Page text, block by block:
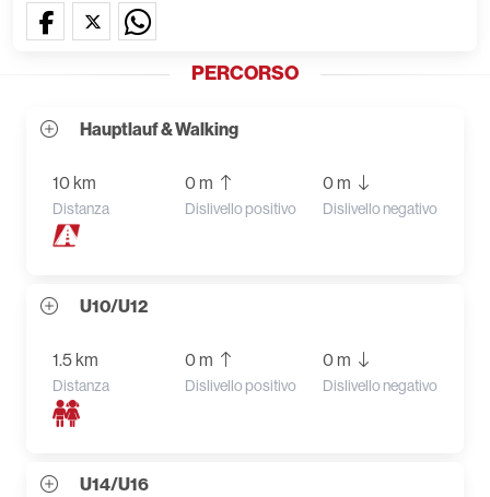
PERCORSO
Hauptlauf & Walking
10 km
Distanza
0 m
Dislivello positivo
0 m
Dislivello negativo
U10/U12
1.5 km
Distanza
0 m
Dislivello positivo
0 m
Dislivello negativo
U14/U16